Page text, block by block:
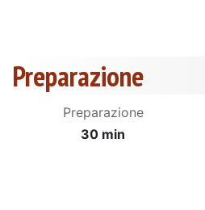
Preparazione
Preparazione
30 min